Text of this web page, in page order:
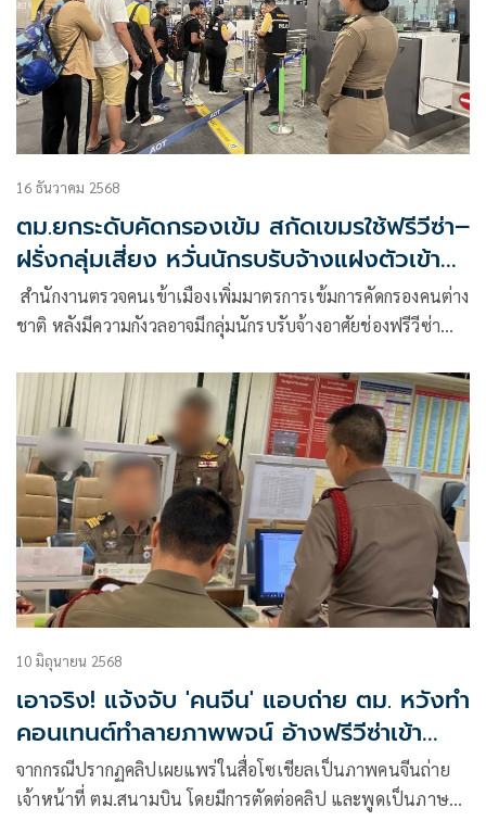
16 ธันวาคม 2568
ตม.ยกระดับคัดกรองเข้ม สกัดเขมรใช้ฟรีวีซ่า–
ฝรั่งกลุ่มเสี่ยง หวั่นนักรบรับจ้างแฝงตัวเข้า
ไทย
สำนักงานตรวจคนเข้าเมืองเพิ่มมาตรการเข้มการคัดกรองคนต่าง
ชาติ หลังมีความกังวลอาจมีกลุ่มนักรบรับจ้างอาศัยช่องฟรีวีซ่า
10 มิถุนายน 2568
เอาจริง! แจ้งจับ 'คนจีน' แอบถ่าย ตม. หวังทำ
คอนเทนต์ทำลายภาพพจน์ อ้างฟรีวีซ่าเข้า
เมือง
จากกรณีปรากฏคลิปเผยแพร่ในสื่อโซเชียลเป็นภาพคนจีนถ่าย
เจ้าหน้าที่ ตม.สนามบิน โดยมีการตัดต่อคลิป และพูดเป็นภาษา